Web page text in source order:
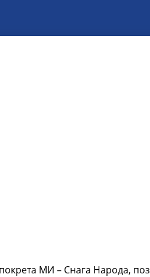
МИ – Снага Народа,